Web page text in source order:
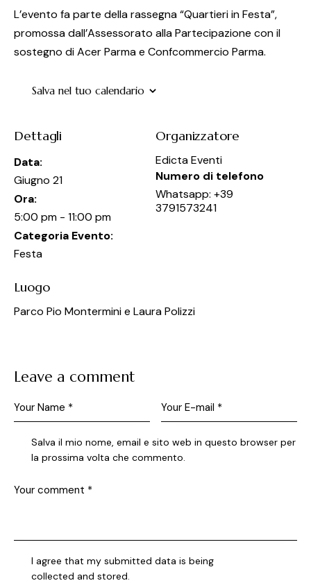
L’evento fa parte della rassegna “Quartieri in Festa”,
promossa dall’Assessorato alla Partecipazione con il
sostegno di Acer Parma e Confcommercio Parma.
Salva nel tuo calendario
Dettagli
Data:
Giugno 21
Ora:
5:00 pm - 11:00 pm
Categoria Evento:
Festa
Luogo
Parco Pio Montermini e Laura Polizzi
Organizzatore
Edicta Eventi
Numero di telefono
Whatsapp: +39
3791573241
Leave a comment
Salva il mio nome, email e sito web in questo browser per
la prossima volta che commento.
I agree that my submitted data is being
collected and stored